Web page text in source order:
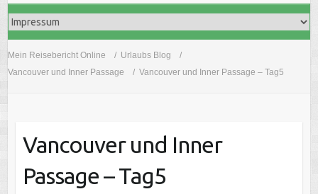
Mein Reisebericht Online
Urlaubs Blog
Vancouver und Inner Passage
Vancouver und Inner Passage – Tag5
Vancouver und Inner
Passage – Tag5